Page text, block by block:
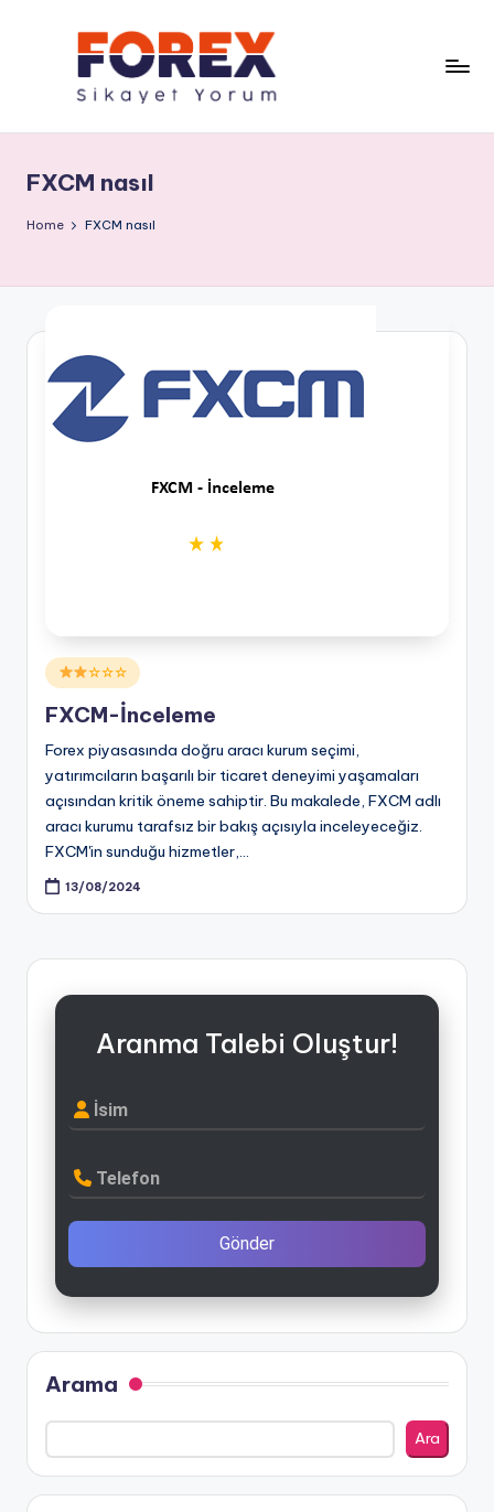
FXCM nasıl
Home FXCM nasıl
Posted
in
☆☆☆
FXCM-İnceleme
Forex piyasasında doğru aracı kurum seçimi,
yatırımcıların başarılı bir ticaret deneyimi yaşamaları
açısından kritik öneme sahiptir. Bu makalede, FXCM adlı
aracı kurumu tarafsız bir bakış açısıyla inceleyeceğiz.
FXCM'in sunduğu hizmetler,…
13/08/2024
Aranma Talebi Oluştur!
İsim
Telefon
Gönder
Arama
Ara